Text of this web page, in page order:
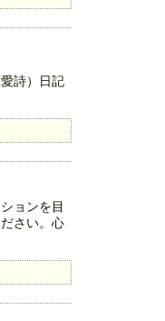
詩）日記
ョンを目
さい。心